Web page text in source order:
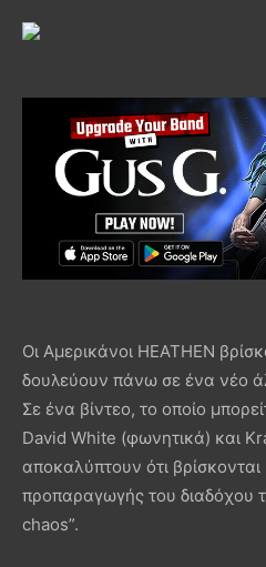
Οι Αμερικάνοι HEATHEN
δουλεύουν πάνω σε ένα νέο
Σε ένα βίντεο, το οποίο
David White (φωνητικά) και
αποκαλύπτουν ότι
προπαραγωγής του διαδόχου
chaos”.